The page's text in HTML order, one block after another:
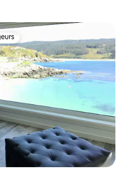
les plus appréciés